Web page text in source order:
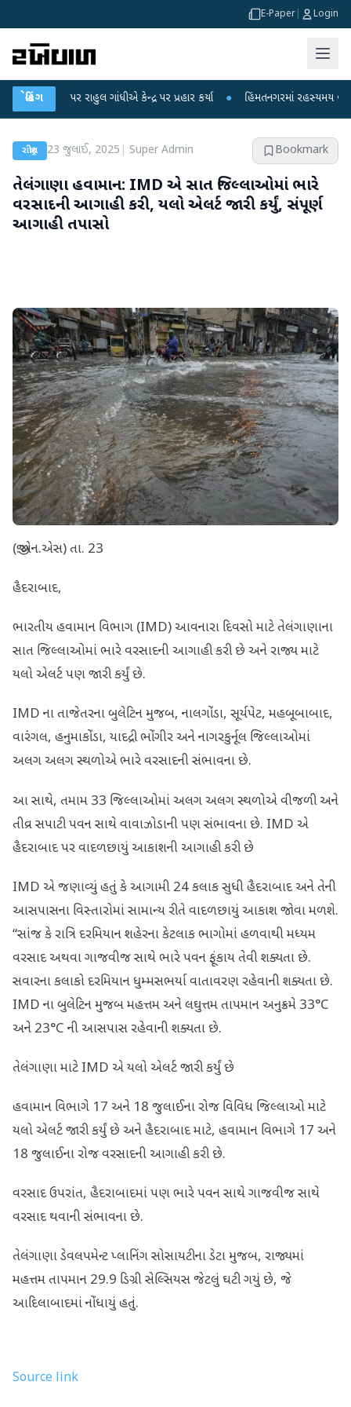
E-Paper Login
બ્રેકિંગ
પર રાહુલ ગાંધીએ કેન્દ્ર પર પ્રહાર કર્યા ● હિંમતનગરમાં રહસ્યમય વાયરસ કે
રાષ્ટ્રીય 23 જુલાઈ, 2025 Super Admin Bookmark
તેલંગાણા હવામાન: IMD એ સાત જિલ્લાઓમાં ભારે
વરસાદની આગાહી કરી, યલો એલર્ટ જારી કર્યું, સંપૂર્ણ
આગાહી તપાસો
(જી.એન.એસ) તા. 23
હૈદરાબાદ,
ભારતીય હવામાન વિભાગ (IMD) આવનારા દિવસો માટે તેલંગાણાના
સાત જિલ્લાઓમાં ભારે વરસાદની આગાહી કરી છે અને રાજ્ય માટે
યલો એલર્ટ પણ જારી કર્યું છે.
IMD ના તાજેતરના બુલેટિન મુજબ, નાલગોંડા, સૂર્યપેટ, મહબૂબાબાદ,
વારંગલ, હનુમાકોંડા, યાદદ્રી ભોંગીર અને નાગરકુર્નૂલ જિલ્લાઓમાં
અલગ અલગ સ્થળોએ ભારે વરસાદની સંભાવના છે.
આ સાથે, તમામ 33 જિલ્લાઓમાં અલગ અલગ સ્થળોએ વીજળી અને
તીવ્ર સપાટી પવન સાથે વાવાઝોડાની પણ સંભાવના છે. IMD એ
હૈદરાબાદ પર વાદળછાયું આકાશની આગાહી કરી છે
IMD એ જણાવ્યું હતું કે આગામી 24 કલાક સુધી હૈદરાબાદ અને તેની
આસપાસના વિસ્તારોમાં સામાન્ય રીતે વાદળછાયું આકાશ જોવા મળશે.
“સાંજ કે રાત્રિ દરમિયાન શહેરના કેટલાક ભાગોમાં હળવાથી મધ્યમ
વરસાદ અથવા ગાજવીજ સાથે ભારે પવન ફૂંકાય તેવી શક્યતા છે.
સવારના કલાકો દરમિયાન ધુમ્મસભર્યા વાતાવરણ રહેવાની શક્યતા છે.
IMD ના બુલેટિન મુજબ મહત્તમ અને લઘુત્તમ તાપમાન અનુક્રમે 33°C
અને 23°C ની આસપાસ રહેવાની શક્યતા છે.
તેલંગાણા માટે IMD એ યલો એલર્ટ જારી કર્યું છે
હવામાન વિભાગે 17 અને 18 જુલાઈના રોજ વિવિધ જિલ્લાઓ માટે
યલો એલર્ટ જારી કર્યું છે અને હૈદરાબાદ માટે, હવામાન વિભાગે 17 અને
18 જુલાઈના રોજ વરસાદની આગાહી કરી છે.
વરસાદ ઉપરાંત, હૈદરાબાદમાં પણ ભારે પવન સાથે ગાજવીજ સાથે
વરસાદ થવાની સંભાવના છે.
તેલંગાણા ડેવલપમેન્ટ પ્લાનિંગ સોસાયટીના ડેટા મુજબ, રાજ્યમાં
મહત્તમ તાપમાન 29.9 ડિગ્રી સેલ્સિયસ જેટલું ઘટી ગયું છે, જે
આદિલાબાદમાં નોંધાયું હતું.
Source link